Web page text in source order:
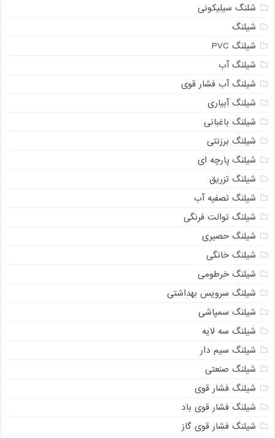
شلنگ سیلیکونی
شیلنگ
شیلنگ PVC
شیلنگ آب
شیلنگ آب فشار قوی
شیلنگ آبیاری
شیلنگ باغبانی
شیلنگ برزنتی
شیلنگ پارچه ای
شیلنگ تزریق
شیلنگ تصفیه آب
شیلنگ توالت فرنگی
شیلنگ حصیری
شیلنگ خانگی
شیلنگ خرطومی
شیلنگ سرویس بهداشتی
شیلنگ سمپاشی
شیلنگ سه لایه
شیلنگ سیم دار
شیلنگ صنعتی
شیلنگ فشار قوی
شیلنگ فشار قوی باد
شیلنگ فشار قوی گاز